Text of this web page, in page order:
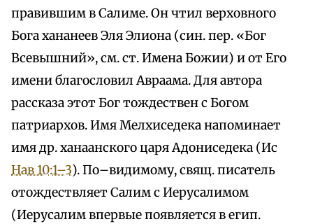
правившим в Салиме. Он чтил верховного
Бога хананеев Эля Элиона (син. пер. «Бог
Всевышний», см. ст. Имена Божии) и от Его
имени благословил Авраама. Для автора
рассказа этот Бог тождествен с Богом
патриархов. Имя Мелхиседека напоминает
имя др. ханаанского царя Адониседека (Ис
Нав 10:1–3). По–видимому, свящ. писатель
отождествляет Салим с Иерусалимом
(Иерусалим впервые появляется в егип.